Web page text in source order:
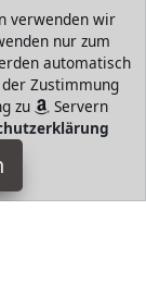
verwenden wir
nur zum
automatisch
Zustimmung
zu
Servern